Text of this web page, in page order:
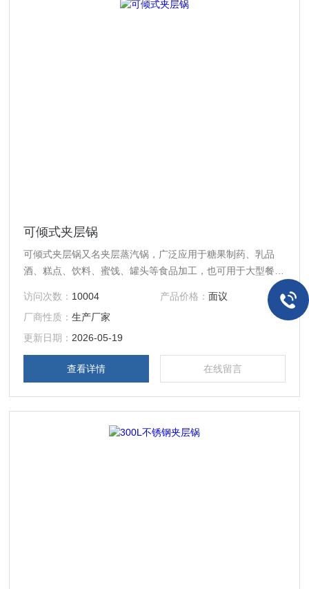
可倾式夹层锅
可倾式夹层锅又名夹层蒸汽锅，广泛应用于糖果制药、乳品
酒、糕点、饮料、蜜饯、罐头等食品加工，也可用于大型餐厅
或食堂熬汤烧菜、炖肉、熬粥等，是食品加工提高质量、缩短
时间、改善劳动条件的好设备。
访问次数： 10004 产品价格： 面议
厂商性质：生产厂家
更新日期： 2026-05-19
查看详情 在线留言